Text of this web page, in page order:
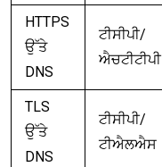
HTTPS
ਉੱਤੇ
DNS
ਟੀਸੀਪੀ/
ਐਚਟੀਟੀਪੀ
TLS
ਉੱਤੇ
DNS
ਟੀਸੀਪੀ/
ਟੀਐਲਐਸ